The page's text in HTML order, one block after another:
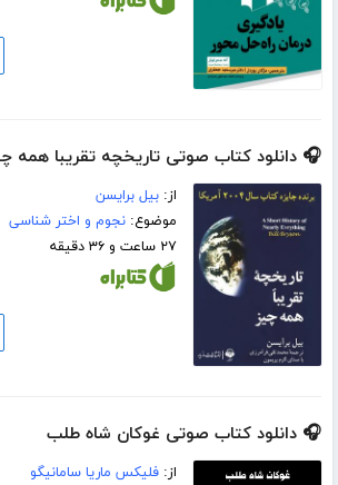
🎧 دانلود کتاب صوتی تاریخچه‌ تقریبا همه
از:بیل برایسن
موضوع:نجوم و اختر شناسی
۲۷ ساعت و ۳۶ دقیقه
🎧 دانلود کتاب صوتی غوکان شاه طلب
از:فلیکس ماریا سامانیگو